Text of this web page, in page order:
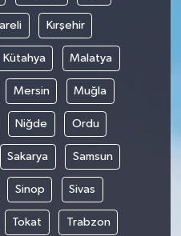
Kırşehir
Kütahya Malatya
Mersin Muğla
Niğde Ordu
Sakarya Samsun
Sinop Sivas
Tokat Trabzon